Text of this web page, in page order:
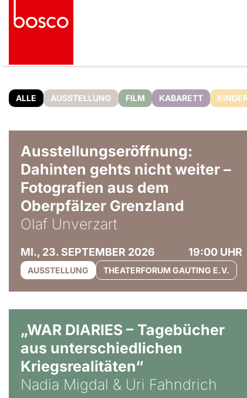
ALLE AUSSTELLUNG FILM KABARETT
Ausstellungseröffnung:
Dahinten gehts nicht weiter –
Fotografien aus dem
Oberpfälzer Grenzland
Olaf Unverzart
MI., 23. SEPTEMBER 2026 19:00 UHR
AUSSTELLUNG THEATERFORUM GAUTING E.V.
„WAR DIARIES – Tagebücher
aus unterschiedlichen
Kriegsrealitäten“
Nadia Migdal & Uri Fahndrich